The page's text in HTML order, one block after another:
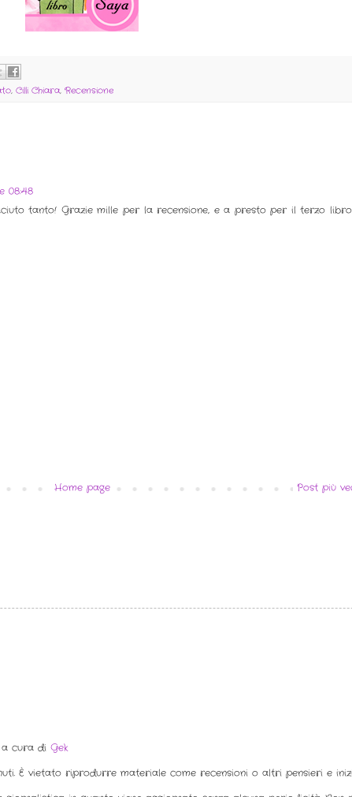
, Cilli Chiara, Recensione
08:48
tanto! Grazie mille per la recensione, e a presto per il terzo
Post più
Home page
cura di Gek
È vietato riprodurre materiale come recensioni o altri pensieri e